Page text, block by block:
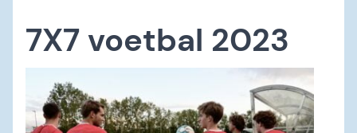
7X7 voetbal 2023